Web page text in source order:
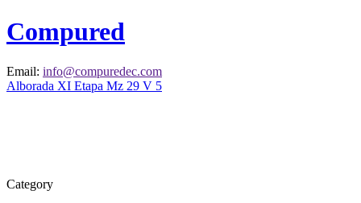
Compured
Email: info@compuredec.com
Alborada XI Etapa Mz 29 V 5
Category